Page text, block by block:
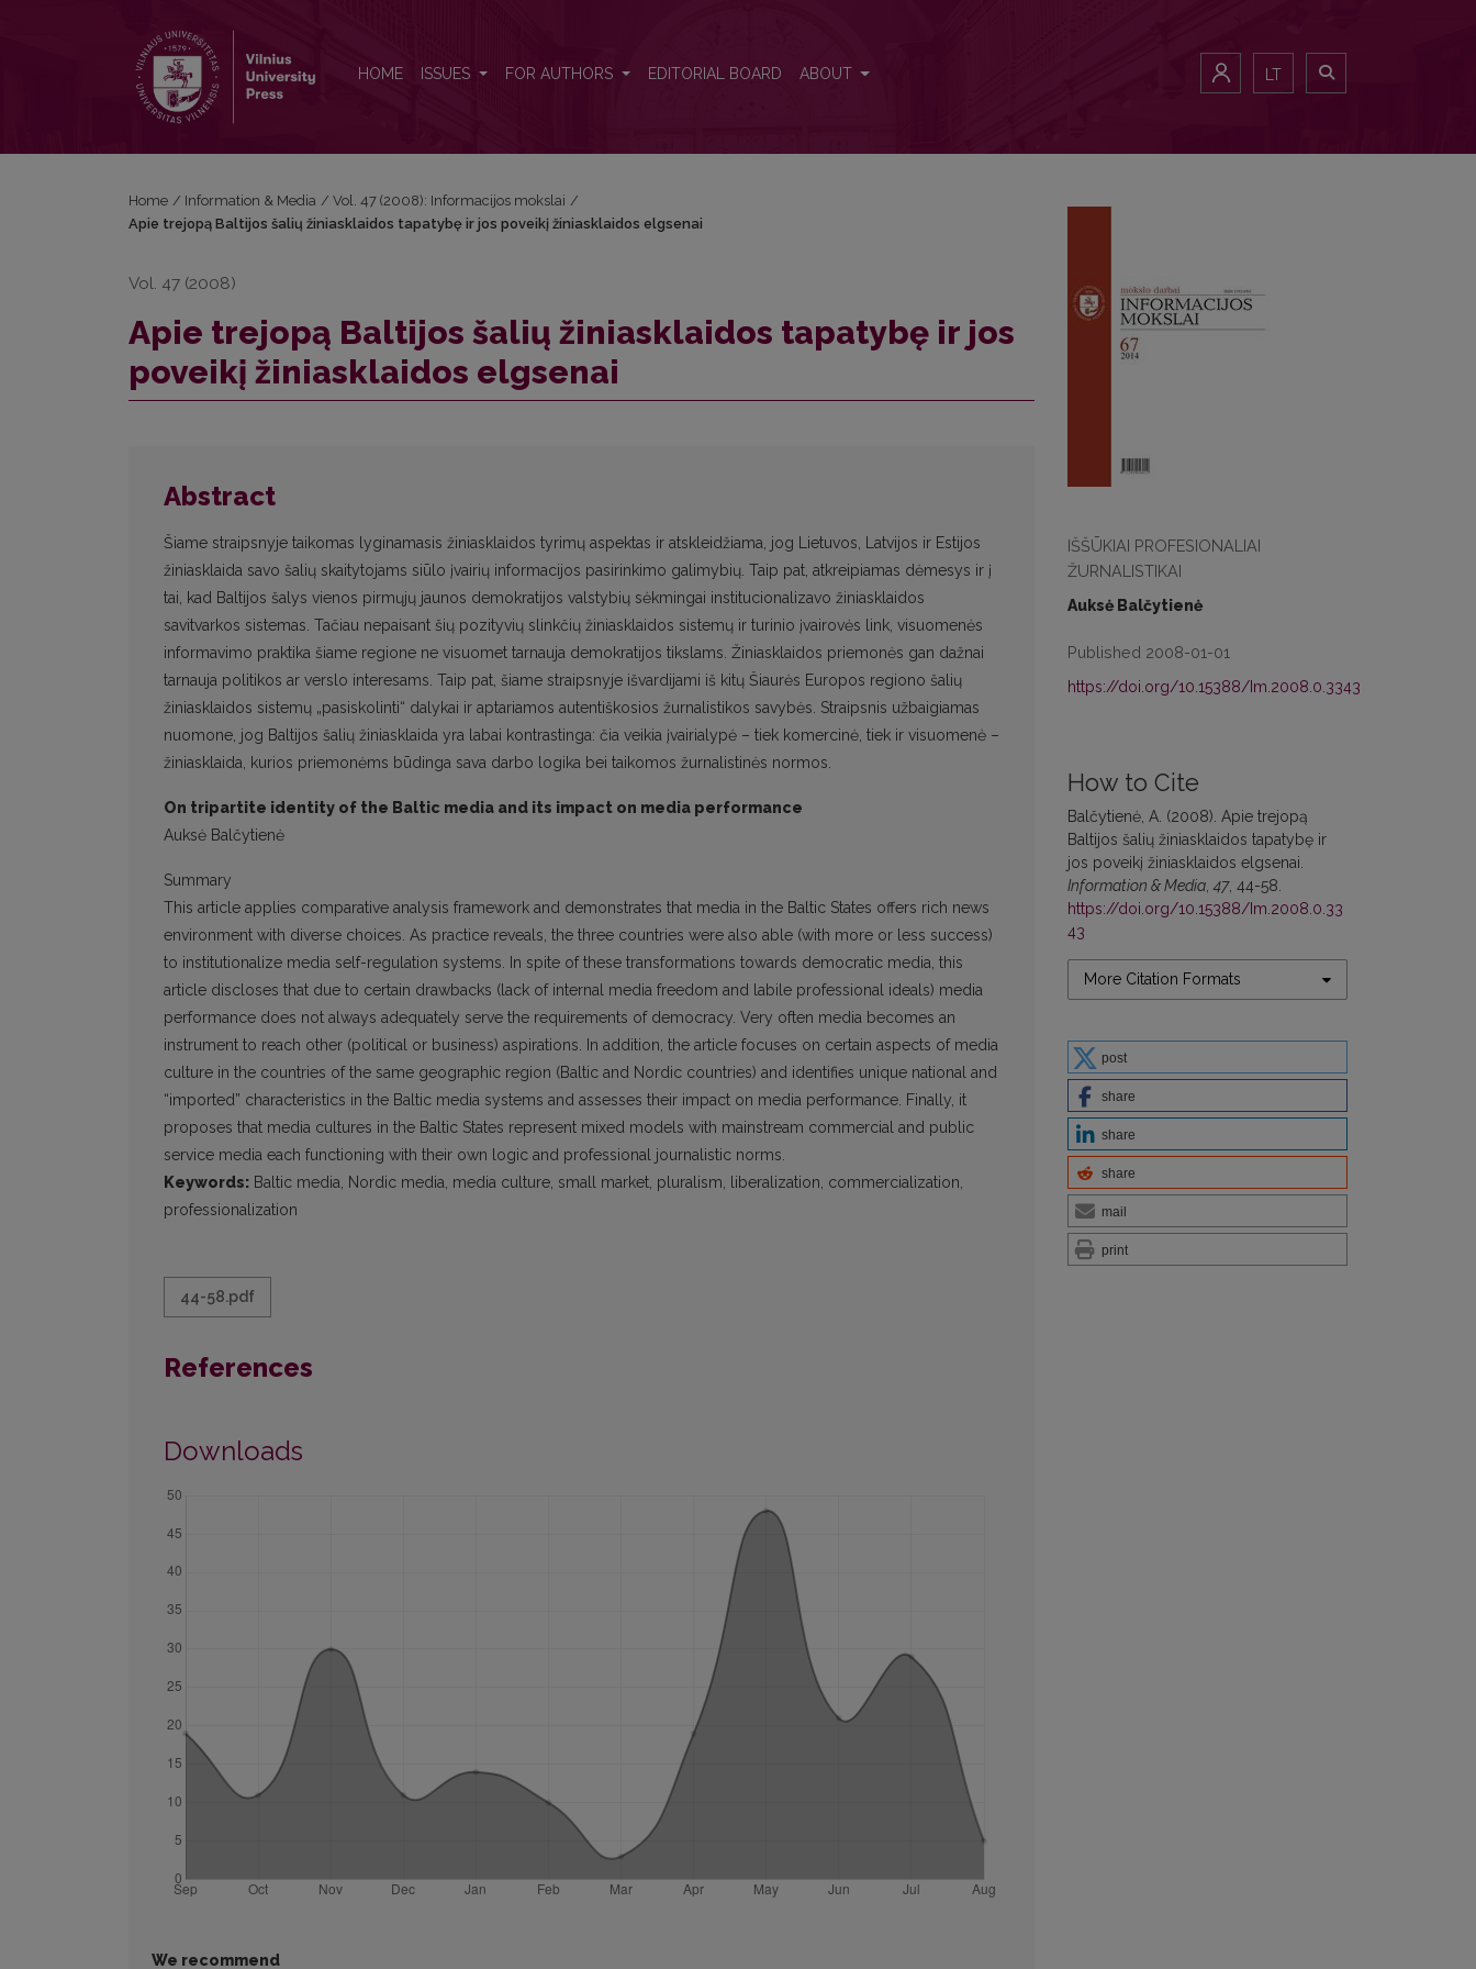
HOME ISSUES FOR AUTHORS EDITORIAL BOARD ABOUT LT
IŠŠŪKIAI PROFESIONALIAI
ŽURNALISTIKAI
Auksė Balčytienė
Published 2008-01-01
https://doi.org/10.15388/Im.2008.0.3343
How to Cite
Balčytienė, A. (2008). Apie trejopą
Baltijos šalių žiniasklaidos tapatybę ir
jos poveikį žiniasklaidos elgsenai.
Information & Media ,47, 44-58.
https://doi.org/10.15388/Im.2008.0.33
43
More Citation Formats
post
share
share
share
mail
print
Home / Information & Media / Vol. 47 (2008): Informacijos mokslai /
Apie trejopą Baltijos šalių žiniasklaidos tapatybę ir jos poveikį žiniasklaidos elgsenai
Vol. 47 (2008)
Apie trejopą Baltijos šalių žiniasklaidos tapatybę ir jos
poveikį žiniasklaidos elgsenai
Abstract
Šiame straipsnyje taikomas lyginamasis žiniasklaidos tyrimų aspektas ir atskleidžiama, jog Lietuvos, Latvijos ir Estijos
žiniasklaida savo šalių skaitytojams siūlo įvairių informacijos pasirinkimo galimybių. Taip pat, atkreipiamas dėmesys ir į
tai, kad Baltijos šalys vienos pirmųjų jaunos demokratijos valstybių sėkmingai institucionalizavo žiniasklaidos
savitvarkos sistemas. Tačiau nepaisant šių pozityvių slinkčių žiniasklaidos sistemų ir turinio įvairovės link, visuomenės
informavimo praktika šiame regione ne visuomet tarnauja demokratijos tikslams. Žiniasklaidos priemonės gan dažnai
tarnauja politikos ar verslo interesams. Taip pat, šiame straipsnyje išvardijami iš kitų Šiaurės Europos regiono šalių
žiniasklaidos sistemų „pasiskolinti“ dalykai ir aptariamos autentiškosios žurnalistikos savybės. Straipsnis užbaigiamas
nuomone, jog Baltijos šalių žiniasklaida yra labai kontrastinga: čia veikia įvairialypė – tiek komercinė, tiek ir visuomenė –
žiniasklaida, kurios priemonėms būdinga sava darbo logika bei taikomos žurnalistinės normos.
On tripartite identity of the Baltic media and its impact on media performance
Auksė Balčytienė
Summary
This article applies comparative analysis framework and demonstrates that media in the Baltic States offers rich news
environment with diverse choices. As practice reveals, the three countries were also able (with more or less success)
to institutionalize media self-regulation systems. In spite of these transformations towards democratic media, this
article discloses that due to certain drawbacks (lack of internal media freedom and labile professional ideals) media
performance does not always adequately serve the requirements of democracy. Very often media becomes an
instrument to reach other (political or business) aspirations. In addition, the article focuses on certain aspects of media
culture in the countries of the same geographic region (Baltic and Nordic countries) and identifies unique national and
“imported” characteristics in the Baltic media systems and assesses their impact on media performance. Finally, it
proposes that media cultures in the Baltic States represent mixed models with mainstream commercial and public
service media each functioning with their own logic and professional journalistic norms.
Keywords: Baltic media, Nordic media, media culture, small market, pluralism, liberalization, commercialization,
professionalization
44-58.pdf
References
Downloads
We recommend